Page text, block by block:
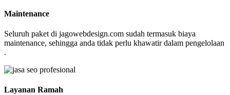
Maintenance
Seluruh paket di jagowebdesign.com sudah termasuk biaya
maintenance, sehingga anda tidak perlu khawatir dalam pengelolaan
.
Layanan Ramah